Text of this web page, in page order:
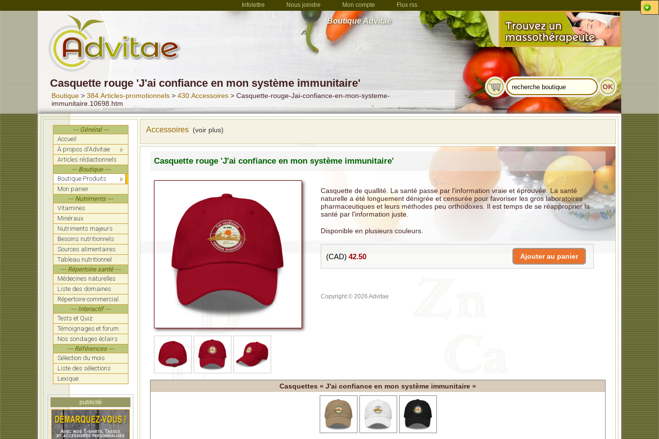
Infolettre Nous joindre Mon compte Flux rss
Boutique Advitae
Casquette rouge 'J'ai confiance en mon système immunitaire'
Boutique > 384.Articles-promotionnels > 430.Accessoires > Casquette-rouge-Jai-confiance-en-mon-systeme-
immunitaire.10698.htm
--- Général ---
Accueil
À propos d'Advitae
Articles rédactionnels
--- Boutique ---
Boutique Produits
Mon panier
--- Nutriments ---
Vitamines
Minéraux
Nutriments majeurs
Besoins nutritionnels
Sources alimentaires
Tableau nutritionnel
--- Répertoire santé ---
Médecines naturelles
Liste des domaines
Répertoire commercial
--- Interactif ---
Tests et Quiz
Témoignages et forum
Nos sondages éclairs
--- Références ---
Sélection du mois
Liste des sélections
Lexique
publicité
Accessoires (voir plus)
Casquette rouge 'J'ai confiance en mon système immunitaire'
Casquette de quallité. La santé passe par l'information vraie et éprouvée. La santé
naturelle a été longuement dénigrée et censurée pour favoriser les gros laboratoires
pharmaceutiques et leurs méthodes peu orthodoxes. Il est temps de se réapproprier la
santé par l'information juste.
Disponible en plusieurs couleurs.
(CAD) 42.50
Copyright © 2026 Advitae
Casquettes « J'ai confiance en mon système immunitaire »